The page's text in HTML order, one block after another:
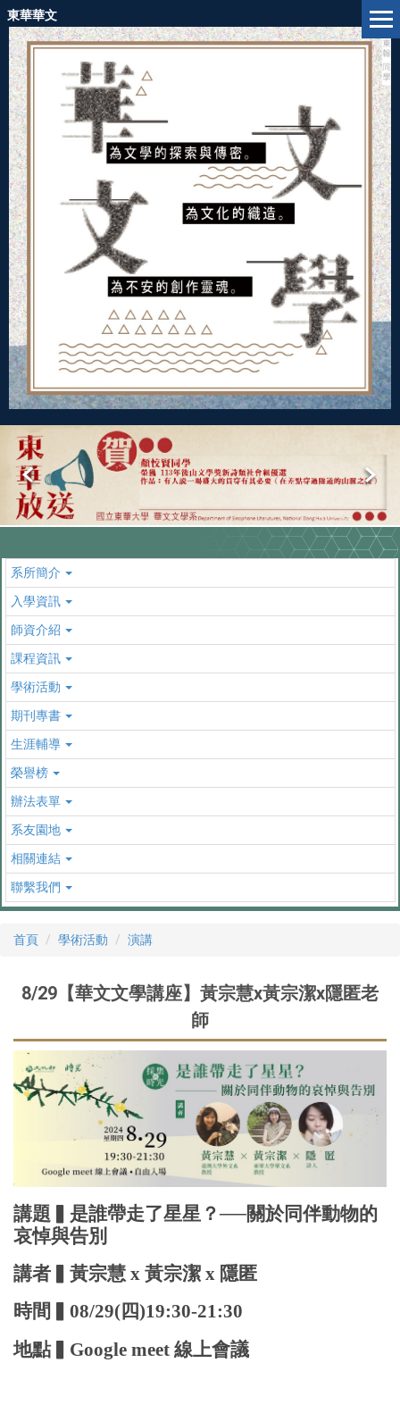
跳
到
主
要
內
容
區
東華華文
系所簡介
入學資訊
師資介紹
課程資訊
學術活動
期刊專書
生涯輔導
榮譽榜
辦法表單
系友園地
相關連結
聯繫我們
首頁 學術活動 演講
8/29【華文文學講座】黃宗慧x黃宗潔x隱匿老
師
講題▍是誰帶走了星星？──關於同伴動物的
哀悼與告別
講者▍黃宗慧 x 黃宗潔 x 隱匿
時間▍08/29(四)19:30-21:30
地點▍Google meet 線上會議